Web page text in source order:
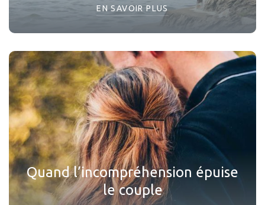
EN SAVOIR PLUS
Quand l’incompréhension épuise
le couple